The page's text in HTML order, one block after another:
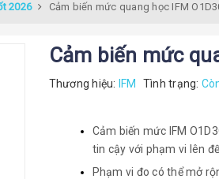
2026 Cảm biến mức quang học IFM
Cảm biến mức
Thương hiệu: IFM Tình trạng:
Cảm biến mức IFM
tin cậy với phạm vi lên
Phạm vi đo có thể mở